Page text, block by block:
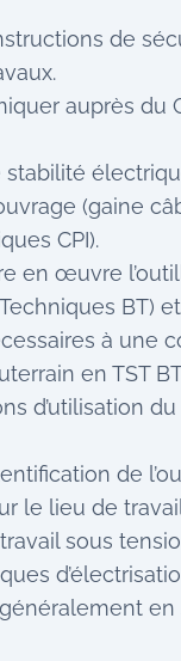
de
auprès du
stabilité
(gaine
CPI).
en œuvre
BT)
à une
en TST
d’utilisation
de
le lieu de
sous
en